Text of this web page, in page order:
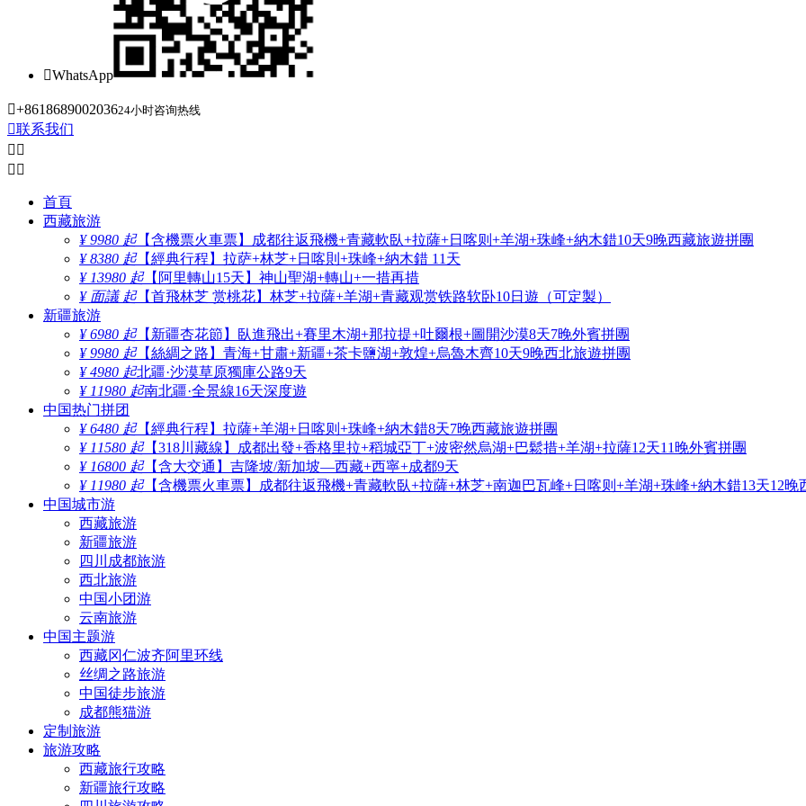
WhatsApp
+861868900203624小时咨询热线
联系我们
 
 
首頁
西藏旅游
¥ 9980 起【含機票火車票】成都往返飛機+青藏軟臥+拉薩+日喀则+羊湖+珠峰+納木錯10天9晚西藏旅遊拼團
¥ 8380 起【經典行程】拉萨+林芝+日喀則+珠峰+納木錯 11天
¥ 13980 起【阿里轉山15天】神山聖湖+轉山+一措再措
¥ 面議 起【首飛林芝 赏桃花】林芝+拉薩+羊湖+青藏观赏铁路软卧10日遊（可定製）
新疆旅游
¥ 6980 起【新疆杏花節】臥進飛出+賽里木湖+那拉提+吐爾根+圖開沙漠8天7晚外賓拼團
¥ 9980 起【絲綢之路】青海+甘肅+新疆+茶卡鹽湖+敦煌+烏魯木齊10天9晚西北旅遊拼團
¥ 4980 起北疆·沙漠草原獨庫公路9天
¥ 11980 起南北疆·全景線16天深度遊
中国热门拼团
¥ 6480 起【經典行程】拉薩+羊湖+日喀则+珠峰+納木錯8天7晚西藏旅遊拼團
¥ 11580 起【318川藏線】成都出發+香格里拉+稻城亞丁+波密然烏湖+巴鬆措+羊湖+拉薩12天11晚外賓拼團
¥ 16800 起【含大交通】吉隆坡/新加坡—西藏+西寧+成都9天
¥ 11980 起【含機票火車票】成都往返飛機+青藏軟臥+拉薩+林芝+南迦巴瓦峰+日喀则+羊湖+珠峰+納木錯13天12晚
中国城市游
西藏旅游
新疆旅游
四川成都旅游
西北旅游
中国小团游
云南旅游
中国主题游
西藏冈仁波齐阿里环线
丝绸之路旅游
中国徒步旅游
成都熊猫游
定制旅游
旅游攻略
西藏旅行攻略
新疆旅行攻略